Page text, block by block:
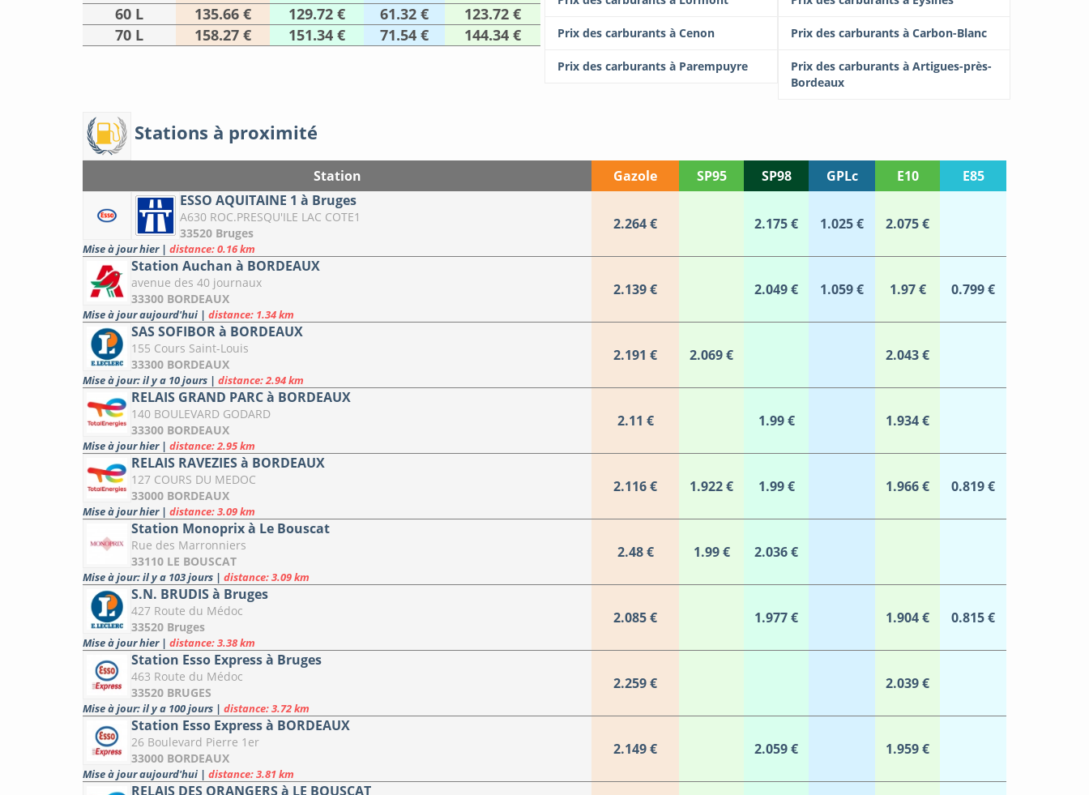
60 L
135.66 € 129.72 € 61.32 €
123.72 €
70 L
158.27 € 151.34 € 71.54 € 144.34 € Prix des carburants à Cenon Prix des carburants à Carbon-Blanc
Prix des carburants à Parempuyre
Prix des carburants à Artigues-près-
Bordeaux
Stations à proximité
Station Gazole SP95 SP98 GPLc E10
E85
ESSO AQUITAINE 1 à Bruges
A630 ROC.PRESQU'ILE LAC COTE1
33520 Bruges
Mise à jour hier | distance: 0.16 km
2.264 € 2.175 € 1.025 € 2.075 €
Station Auchan à BORDEAUX
avenue des 40 journaux
33300 BORDEAUX
Mise à jour aujourd'hui | distance: 1.34 km
2.139 € 2.049 € 1.059 € 1.97 € 0.799 €
SAS SOFIBOR à BORDEAUX
155 Cours Saint-Louis
33300 BORDEAUX
Mise à jour: il y a 10 jours | distance: 2.94 km
2.191 € 2.069 € 2.043 €
RELAIS GRAND PARC à BORDEAUX
140 BOULEVARD GODARD
33300 BORDEAUX
Mise à jour hier | distance: 2.95 km
2.11 € 1.99 € 1.934 €
RELAIS RAVEZIES à BORDEAUX
127 COURS DU MEDOC
33000 BORDEAUX
Mise à jour hier | distance: 3.09 km
2.116 € 1.922 € 1.99 € 1.966 € 0.819 €
Station Monoprix à Le Bouscat
Rue des Marronniers
33110 LE BOUSCAT
Mise à jour: il y a 103 jours | distance: 3.09 km
2.48 € 1.99 € 2.036 €
S.N. BRUDIS à Bruges
427 Route du Médoc
33520 Bruges
Mise à jour hier | distance: 3.38 km
2.085 € 1.977 € 1.904 € 0.815 €
Station Esso Express à Bruges
463 Route du Médoc
33520 BRUGES
Mise à jour: il y a 100 jours | distance: 3.72 km
2.259 € 2.039 €
Station Esso Express à BORDEAUX
26 Boulevard Pierre 1er
33000 BORDEAUX
Mise à jour aujourd'hui | distance: 3.81 km
2.149 € 2.059 € 1.959 €
RELAIS DES ORANGERS à LE BOUSCAT